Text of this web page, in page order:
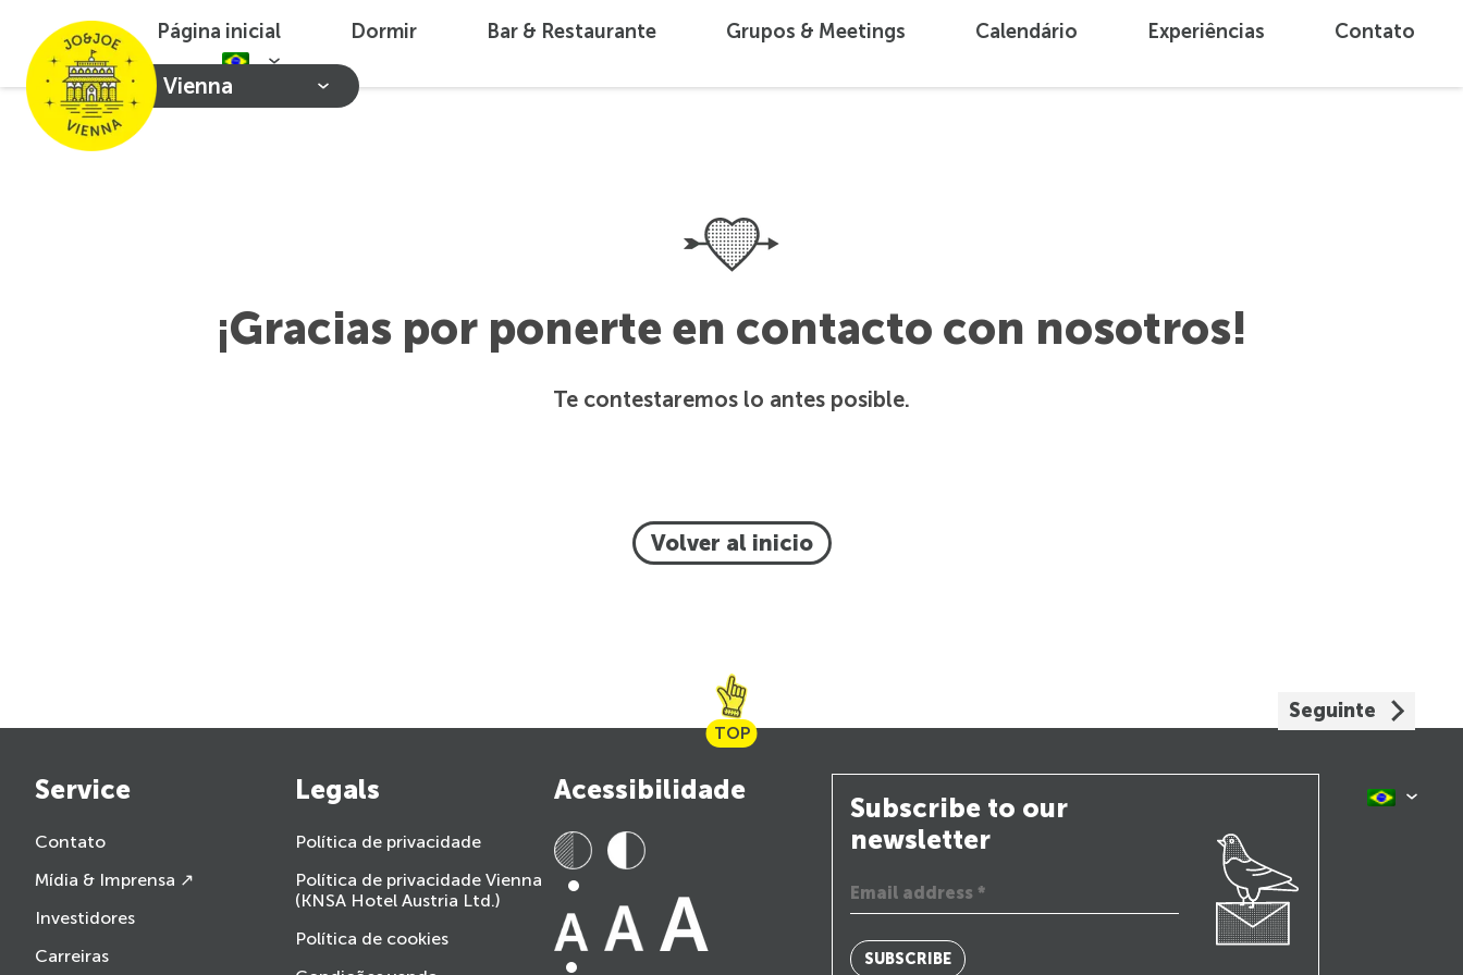
Vienna
Página inicial Dormir Bar & Restaurante Grupos & Meetings Calendário Experiências Contato
¡Gracias por ponerte en contacto con nosotros!
Te contestaremos lo antes posible.
Volver al inicio
TOP
Seguinte
Service
Contato
Mídia & Imprensa ↗
Investidores
Carreiras
Legals
Política de privacidade
Política de privacidade Vienna
(KNSA Hotel Austria Ltd.)
Política de cookies
Acessibilidade
Subscribe to our
newsletter
SUBSCRIBE